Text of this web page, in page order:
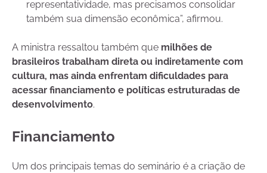
representatividade, mas precisamos consolidar
também sua dimensão econômica”, afirmou.
A ministra ressaltou também que milhões de
brasileiros trabalham direta ou indiretamente com
cultura, mas ainda enfrentam dificuldades para
acessar financiamento e políticas estruturadas de
desenvolvimento.
Financiamento
Um dos principais temas do seminário é a criação de